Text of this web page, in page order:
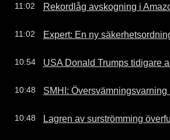
11:02 Rekordlåg avskogning i
11:02 Expert: En ny
10:54 USA Donald Trumps tidigare
10:48 SMHI: Översvämningsvarning
10:48 Lagren av surströmming